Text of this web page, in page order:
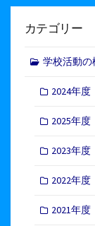
カテゴリー
学校活動の
2024年度
2025年度
2023年度
2022年度
2021年度